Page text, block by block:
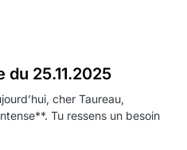
du 25.11.2025
cher Taureau,
Tu ressens un besoin